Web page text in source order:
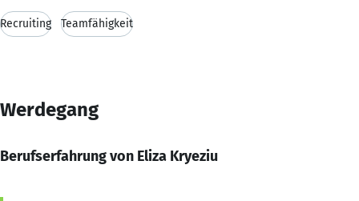
Recruiting Teamfähigkeit
Werdegang
Berufserfahrung von Eliza Kryeziu